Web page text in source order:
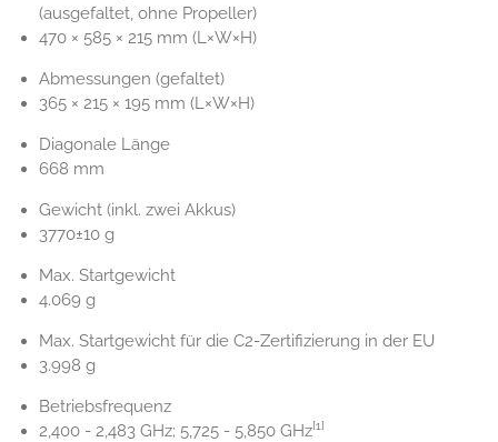
(ausgefaltet, ohne Propeller)
470 × 585 × 215 mm (L×W×H)
Abmessungen (gefaltet)
365 × 215 × 195 mm (L×W×H)
Diagonale Länge
668 mm
Gewicht (inkl. zwei Akkus)
3770±10 g
Max. Startgewicht
4.069 g
Max. Startgewicht für die C2-Zertifizierung in der EU
3.998 g
Betriebsfrequenz
2,400 - 2,483 GHz; 5,725 - 5,850 GHz[1]